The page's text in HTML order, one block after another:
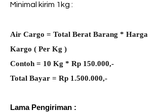
Minimal kirim 1kg :
Air Cargo = Total Berat Barang * Harga
Kargo ( Per Kg )
Contoh = 10 Kg * Rp 150.000,-
Total Bayar = Rp 1.500.000,-
Lama Pengiriman :